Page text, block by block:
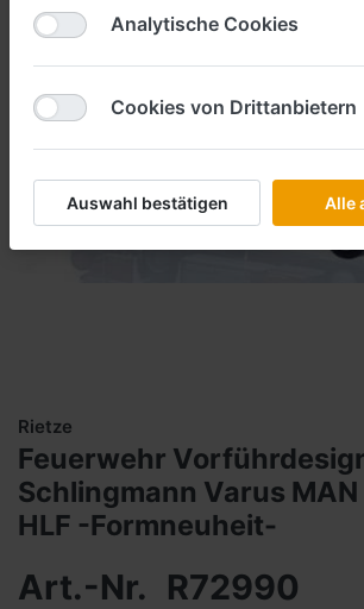
Rietze
Feuerwehr
Schlingmann Varus MAN
HLF -Formneuheit-
Art.-Nr. R72990
Analytische Cookies
Cookies von Drittanbietern
Auswahl bestätigen Alle